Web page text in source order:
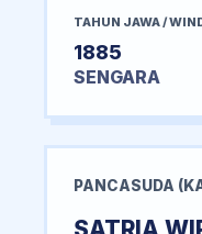
TAHUN JAWA /
1885
SENGARA
PANCASUDA